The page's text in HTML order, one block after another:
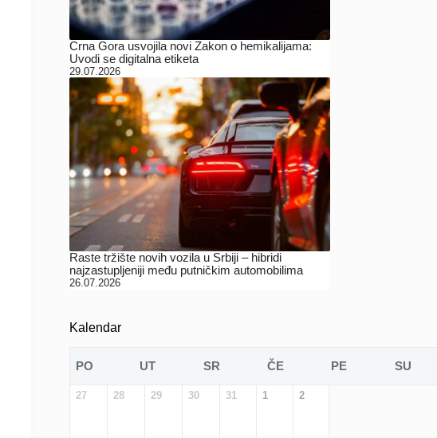
Crna Gora usvojila novi Zakon o hemikalijama:
Uvodi se digitalna etiketa
29.07.2026
Raste tržište novih vozila u Srbiji – hibridi
najzastupljeniji među putničkim automobilima
26.07.2026
Kalendar
PO UT SR ČE PE SU
27 28 29 30 31 1 2